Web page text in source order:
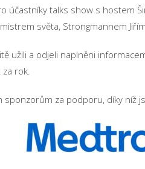
účastníky talks show s hostem
světa, Strongmannem
užili a odjeli naplněni
rok.
sponzorům za podporu, díky níž